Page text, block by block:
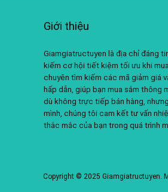
Giới thiệu
Giamgiatructuyen là địa chỉ đáng
kiếm cơ hội tiết kiệm tối ưu khi
chuyên tìm kiếm các mã giảm giá
hấp dẫn, giúp bạn mua sắm thông
dù không trực tiếp bán hàng,
mình, chúng tôi cam kết tư vấn
thắc mắc của bạn trong quá trình
Copyright © 2025 Giamgiatructuyen.